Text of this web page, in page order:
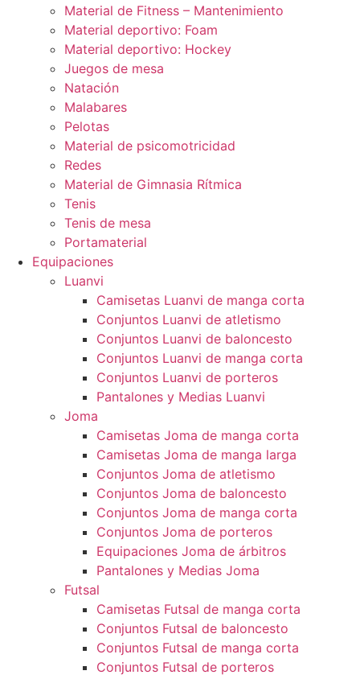
Material de Fitness – Mantenimiento
Material deportivo: Foam
Material deportivo: Hockey
Juegos de mesa
Natación
Malabares
Pelotas
Material de psicomotricidad
Redes
Material de Gimnasia Rítmica
Tenis
Tenis de mesa
Portamaterial
Equipaciones
Luanvi
Camisetas Luanvi de manga corta
Conjuntos Luanvi de atletismo
Conjuntos Luanvi de baloncesto
Conjuntos Luanvi de manga corta
Conjuntos Luanvi de porteros
Pantalones y Medias Luanvi
Joma
Camisetas Joma de manga corta
Camisetas Joma de manga larga
Conjuntos Joma de atletismo
Conjuntos Joma de baloncesto
Conjuntos Joma de manga corta
Conjuntos Joma de porteros
Equipaciones Joma de árbitros
Pantalones y Medias Joma
Futsal
Camisetas Futsal de manga corta
Conjuntos Futsal de baloncesto
Conjuntos Futsal de manga corta
Conjuntos Futsal de porteros